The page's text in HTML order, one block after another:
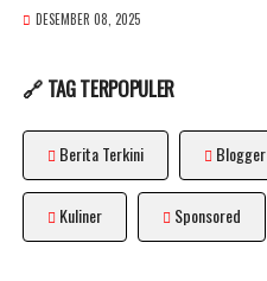
DESEMBER 08, 2025
🔗 TAG TERPOPULER
Berita Terkini Blogger
Kuliner Sponsored